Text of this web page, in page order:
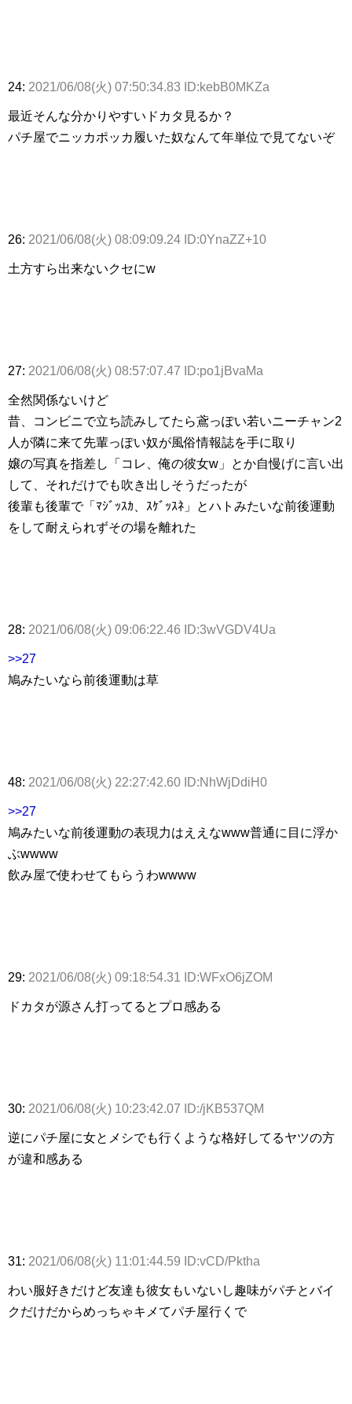
24: 2021/06/08(火) 07:50:34.83 ID:kebB0MKZa
最近そんな分かりやすいドカタ見るか？
パチ屋でニッカポッカ履いた奴なんて年単位で見てないぞ
26: 2021/06/08(火) 08:09:09.24 ID:0YnaZZ+10
土方すら出来ないクセにw
27: 2021/06/08(火) 08:57:07.47 ID:po1jBvaMa
全然関係ないけど
昔、コンビニで立ち読みしてたら鳶っぽい若いニーチャン2
人が隣に来て先輩っぽい奴が風俗情報誌を手に取り
嬢の写真を指差し「コレ、俺の彼女w」とか自慢げに言い出
して、それだけでも吹き出しそうだったが
後輩も後輩で「ﾏｼﾞｯｽｶ、ｽｹﾞｯｽﾈ」とハトみたいな前後運動
をして耐えられずその場を離れた
28: 2021/06/08(火) 09:06:22.46 ID:3wVGDV4Ua
>>27
鳩みたいなら前後運動は草
48: 2021/06/08(火) 22:27:42.60 ID:NhWjDdiH0
>>27
鳩みたいな前後運動の表現力はええなwww普通に目に浮か
ぶwwww
飲み屋で使わせてもらうわwwww
29: 2021/06/08(火) 09:18:54.31 ID:WFxO6jZOM
ドカタが源さん打ってるとプロ感ある
30: 2021/06/08(火) 10:23:42.07 ID:/jKB537QM
逆にパチ屋に女とメシでも行くような格好してるヤツの方
が違和感ある
31: 2021/06/08(火) 11:01:44.59 ID:vCD/Pktha
わい服好きだけど友達も彼女もいないし趣味がパチとバイ
クだけだからめっちゃキメてパチ屋行くで